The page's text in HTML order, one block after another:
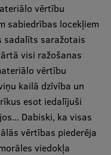
vērtību
sabiedrības locekļiem
sadalīts saražotais
visi ražošanas
vērtību
kailā dzīvība un
esot iedalījuši
Dabiski, ka visas
vērtības piederēja
viedokļa